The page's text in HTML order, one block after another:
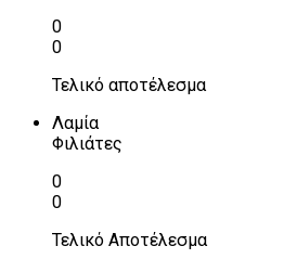
0
0
Τελικό αποτέλεσμα
Λαμία
Φιλιάτες
0
0
Τελικό Αποτέλεσμα